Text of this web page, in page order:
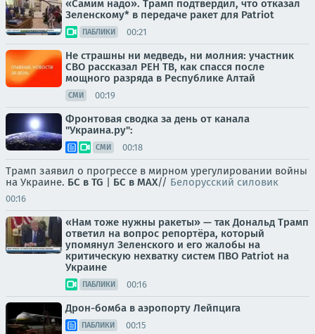
«Самим надо». Трамп подтвердил, что отказал
Зеленскому* в передаче ракет для Patriot
ПАБЛИКИ 00:21
Не страшны ни медведь, ни молния: участник
СВО рассказал РЕН ТВ, как спасся после
мощного разряда в Республике Алтай
СМИ 00:19
Фронтовая сводка за день от канала
"Украина.ру":
СМИ 00:18
Трамп заявил о прогрессе в мирном урегулировании войны
на Украине. БС в TG | БС в МАХ// Белорусский силовик
00:16
«Нам тоже нужны ракеты» — так Дональд Трамп
ответил на вопрос репортёра, который
упомянул Зеленского и его жалобы на
критическую нехватку систем ПВО Patriot на
Украине
ПАБЛИКИ 00:16
Дрон-бомба в аэропорту Лейпцига
ПАБЛИКИ 00:15